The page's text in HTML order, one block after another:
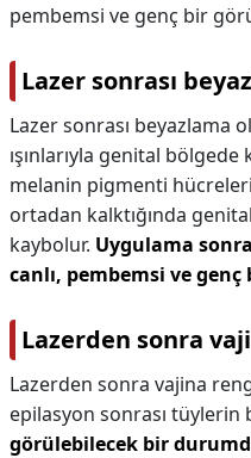
pembemsi ve genç bir
Lazer sonrası
Lazer sonrası beyazlama
ışınlarıyla genital
melanin pigmenti
ortadan kalktığında
kaybolur. Uygulama
canlı, pembemsi ve
Lazerden sonra
Lazerden sonra vajina rengi
epilasyon sonrası tüylerin
görülebilecek bir